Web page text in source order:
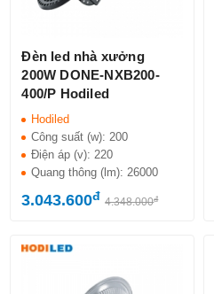
Đèn led nhà xưởng
200W DONE-NXB200-
400/P Hodiled
Hodiled
Công suất (w):200
Điện áp (v):220
Quang thông (lm):26000
3.043.600đ 4.348.000đ